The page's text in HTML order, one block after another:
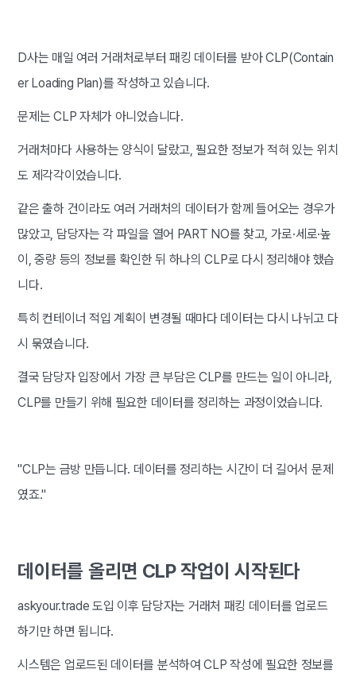
D사는 매일 여러 거래처로부터 패킹 데이터를 받아 CLP(Contain
er Loading Plan)를 작성하고 있습니다.
문제는 CLP 자체가 아니었습니다.
거래처마다 사용하는 양식이 달랐고, 필요한 정보가 적혀 있는 위치
도 제각각이었습니다.
같은 출하 건이라도 여러 거래처의 데이터가 함께 들어오는 경우가
많았고, 담당자는 각 파일을 열어 PART NO를 찾고, 가로·세로·높
이, 중량 등의 정보를 확인한 뒤 하나의 CLP로 다시 정리해야 했습
니다.
특히 컨테이너 적입 계획이 변경될 때마다 데이터는 다시 나뉘고 다
시 묶였습니다.
결국 담당자 입장에서 가장 큰 부담은 CLP를 만드는 일이 아니라,
CLP를 만들기 위해 필요한 데이터를 정리하는 과정이었습니다.
"CLP는 금방 만듭니다. 데이터를 정리하는 시간이 더 길어서 문제
였죠."
데이터를 올리면 CLP 작업이 시작된다
askyour.trade 도입 이후 담당자는 거래처 패킹 데이터를 업로드
하기만 하면 됩니다.
시스템은 업로드된 데이터를 분석하여 CLP 작성에 필요한 정보를